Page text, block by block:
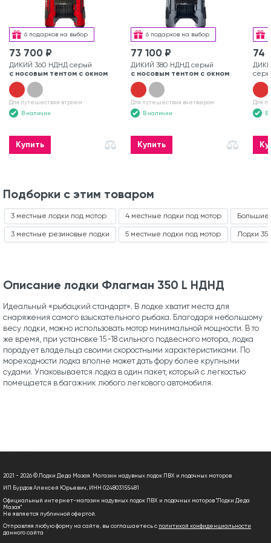
6 подарков на выбор
73 700 ₽
ДИКИЙ 360 НДНД серый
с носовым тентом с окном
Для путешествия втроем
В наличии
Купить
6 подарков на выбор
77 100 ₽
ДИКИЙ 380 НДНД серый
с носовым тентом с окном
Для путешествия вчетвером
В наличии
Купить
74
Для
В
Подборки с этим товаром
3 местные лодки под мотор
3 местные резиновые лодки
4 местные лодки под мотор
5 местные лодки под мотор
Большие
Лодки
Описание лодки Флагман 350 L НДНД
Идеальный «рыбацкий стандарт». В лодке хватит места для
снаряжения самого взыскательного рыбака. Благодаря небольшому
весу лодки, можно использовать мотор минимальной мощности. В то
же время, при установке 15-18 сильного подвесного мотора, лодка
порадует владельца своими скоростными характеристиками. По
мореходности лодка вполне может дать фору более крупными
судами. Упаковывается лодка в один пакет, который с легкостью
помещается в багажник любого легкового автомобиля.
2021 - 2026 © Лодки Деда Мазая. Магазин надувных лодок ПВХ и лодочных моторов
ИП Бурдов Алексей Юрьевич, ИНН 024803155481
Официальный интернет-магазин надувных лодок ПВХ и лодочных моторов "Лодки Деда
Мазая"
Не является публичной офертой.
Отправляя любую форму на сайте, вы соглашаетесь с политикой конфиденциальности
данного сайта